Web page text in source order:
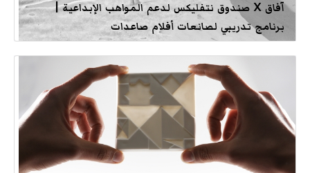
آفاق X صندوق نتفليكس لدعم المواهب الإبداعية |
برنامج تدريبي لصانعات أفلام صاعدات